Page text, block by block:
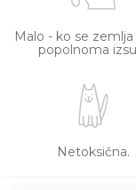
Malo - ko se zemlja
popolnoma
Netoksična.